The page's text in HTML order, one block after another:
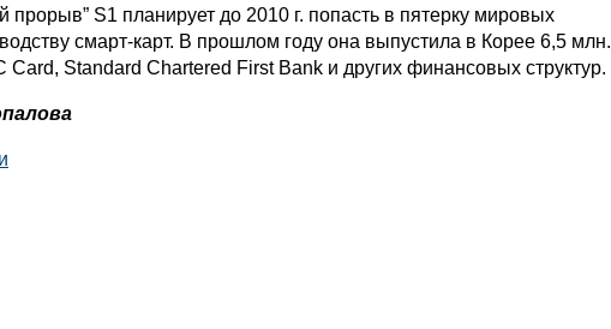
прорыв” S1 планирует до 2010 г. попасть в пятерку мировых
смарт-карт. В прошлом году она выпустила в Корее 6,5 млн.
Card, Standard Chartered First Bank и других финансовых структур.